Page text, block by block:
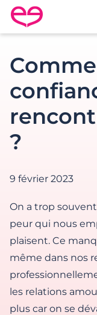
Rencontre en
?
9 février 2023
On a trop
peur qui nous
plaisent. Ce
même dans nos
les relations
plus car on se